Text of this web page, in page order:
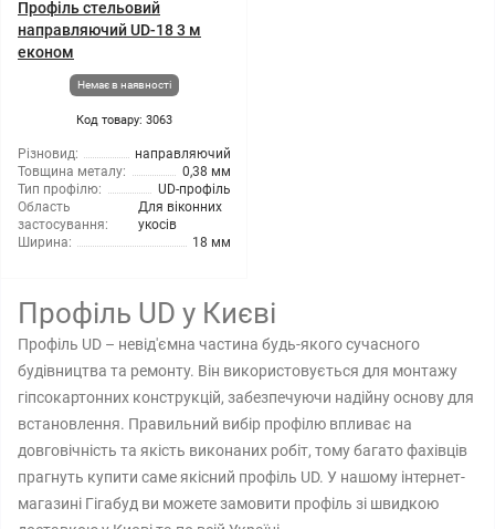
Профіль стельовий
направляючий UD-18 3 м
економ
Немає в наявності
Код товару: 3063
Різновид:
направляючий
Товщина металу:
0,38 мм
Тип профілю:
UD-профіль
Область
застосування:
Для віконних
укосів
Ширина:
18 мм
Профіль UD у Києві
Профіль UD – невід'ємна частина будь-якого сучасного
будівництва та ремонту. Він використовується для монтажу
гіпсокартонних конструкцій, забезпечуючи надійну основу для
встановлення. Правильний вибір профілю впливає на
довговічність та якість виконаних робіт, тому багато фахівців
прагнуть купити саме якісний профіль UD. У нашому інтернет-
магазині Гігабуд ви можете замовити профіль зі швидкою